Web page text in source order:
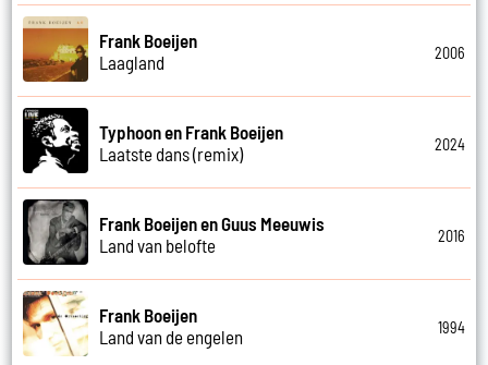
Frank Boeijen
Laagland
2006
Typhoon en Frank Boeijen
Laatste dans (remix)
2024
Frank Boeijen en Guus Meeuwis
Land van belofte
2016
Frank Boeijen
Land van de engelen
1994